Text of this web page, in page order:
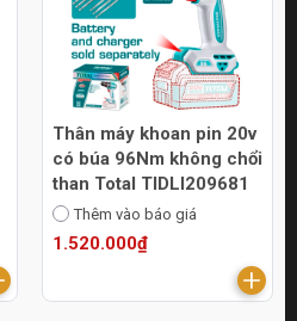
Thân máy khoan pin 20v
có búa 96Nm không chổi
than Total TIDLI209681
Thêm vào báo giá
1.520.000₫